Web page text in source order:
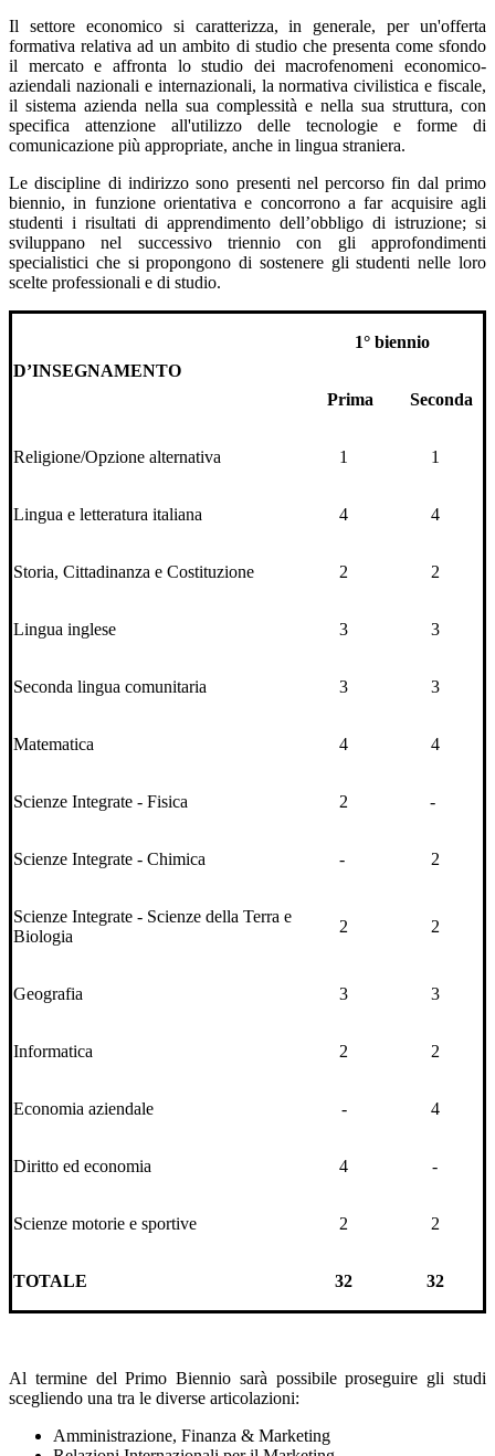
Il settore economico si caratterizza, in generale, per un'offerta
formativa relativa ad un ambito di studio che presenta come sfondo
il mercato e affronta lo studio dei macrofenomeni economico-
aziendali nazionali e internazionali, la normativa civilistica e fiscale,
il sistema azienda nella sua complessità e nella sua struttura, con
specifica attenzione all'utilizzo delle tecnologie e forme di
comunicazione più appropriate, anche in lingua straniera.
Le discipline di indirizzo sono presenti nel percorso fin dal primo
biennio, in funzione orientativa e concorrono a far acquisire agli
studenti i risultati di apprendimento dell’obbligo di istruzione; si
sviluppano nel successivo triennio con gli approfondimenti
specialistici che si propongono di sostenere gli studenti nelle loro
scelte professionali e di studio.
D’INSEGNAMENTO
1° biennio
Prima Seconda
Religione/Opzione alternativa 1 1
Lingua e letteratura italiana 4 4
Storia, Cittadinanza e Costituzione 2 2
Lingua inglese 3 3
Seconda lingua comunitaria 3 3
Matematica 4 4
Scienze Integrate - Fisica 2 -
Scienze Integrate - Chimica - 2
Scienze Integrate - Scienze della Terra e
Biologia
2 2
Geografia 3 3
Informatica 2 2
Economia aziendale - 4
Diritto ed economia 4 -
Scienze motorie e sportive 2 2
TOTALE 32 32
Al termine del Primo Biennio sarà possibile proseguire gli studi
scegliendo una tra le diverse articolazioni:
Amministrazione, Finanza & Marketing